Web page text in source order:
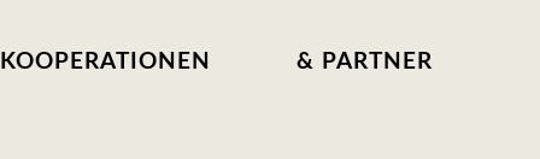
KOOPERATIONEN & PARTNER